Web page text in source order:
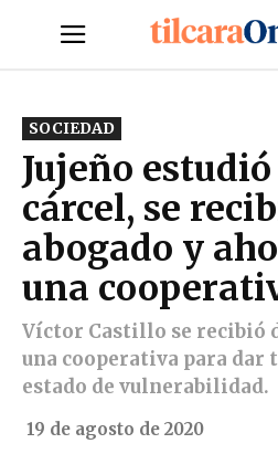
SOCIEDAD
Jujeño
cárcel, se
abogado y
una
Víctor Castillo se recibió
una cooperativa para dar
estado de vulnerabilidad.
19 de agosto de 2020